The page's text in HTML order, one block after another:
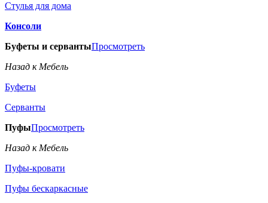
Стулья для дома
Консоли
Буфеты и сервантыПросмотреть
Назад к Мебель
Буфеты
Серванты
ПуфыПросмотреть
Назад к Мебель
Пуфы-кровати
Пуфы бескаркасные